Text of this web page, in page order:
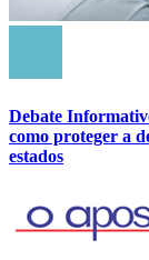
Debate
como proteger a
estados